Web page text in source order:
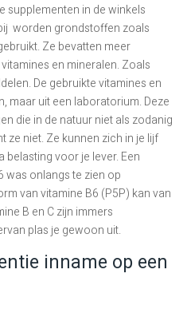
supplementen in de winkels
worden grondstoffen zoals
Ze bevatten meer
en mineralen. Zoals
De gebruikte vitamines en
maar uit een laboratorium. Deze
die in de natuur niet als zodanig
niet. Ze kunnen zich in je lijf
belasting voor je lever. Een
was onlangs te zien op
van vitamine B6 (P5P) kan van
B en C zijn immers
plas je gewoon uit.
inname op een